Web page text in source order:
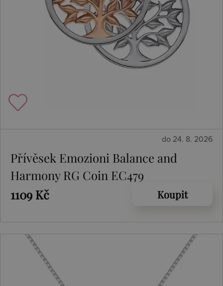
do 24. 8. 2026
Přívěsek Emozioni Balance and
Harmony RG Coin EC479
1109 Kč
Koupit